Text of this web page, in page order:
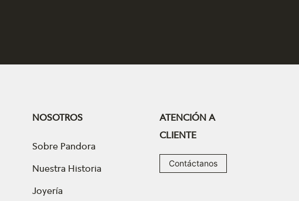
NOSOTROS
Sobre Pandora
Nuestra Historia
Joyería
ATENCIÓN A
CLIENTE
Contáctanos